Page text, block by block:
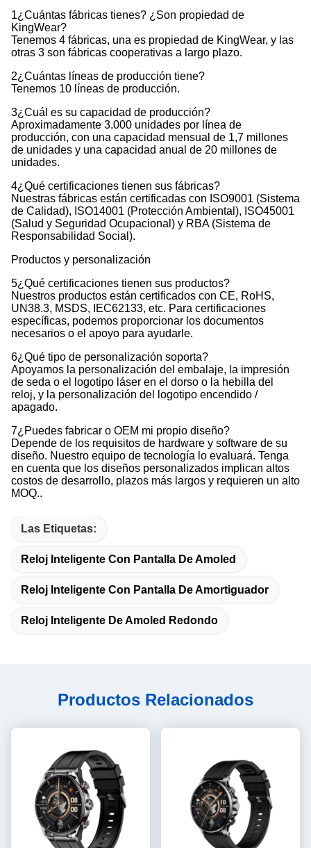
1¿Cuántas fábricas tienes? ¿Son propiedad de
KingWear?
Tenemos 4 fábricas, una es propiedad de KingWear, y las
otras 3 son fábricas cooperativas a largo plazo.
2¿Cuántas líneas de producción tiene?
Tenemos 10 líneas de producción.
3¿Cuál es su capacidad de producción?
Aproximadamente 3.000 unidades por línea de
producción, con una capacidad mensual de 1,7 millones
de unidades y una capacidad anual de 20 millones de
unidades.
4¿Qué certificaciones tienen sus fábricas?
Nuestras fábricas están certificadas con ISO9001 (Sistema
de Calidad), ISO14001 (Protección Ambiental), ISO45001
(Salud y Seguridad Ocupacional) y RBA (Sistema de
Responsabilidad Social).
Productos y personalización
5¿Qué certificaciones tienen sus productos?
Nuestros productos están certificados con CE, RoHS,
UN38.3, MSDS, IEC62133, etc. Para certificaciones
específicas, podemos proporcionar los documentos
necesarios o el apoyo para ayudarle.
6¿Qué tipo de personalización soporta?
Apoyamos la personalización del embalaje, la impresión
de seda o el logotipo láser en el dorso o la hebilla del
reloj, y la personalización del logotipo encendido /
apagado.
7¿Puedes fabricar o OEM mi propio diseño?
Depende de los requisitos de hardware y software de su
diseño. Nuestro equipo de tecnología lo evaluará. Tenga
en cuenta que los diseños personalizados implican altos
costos de desarrollo, plazos más largos y requieren un alto
MOQ..
Las Etiquetas:
Reloj Inteligente Con Pantalla De Amoled
Reloj Inteligente Con Pantalla De Amortiguador
Reloj Inteligente De Amoled Redondo
Productos Relacionados